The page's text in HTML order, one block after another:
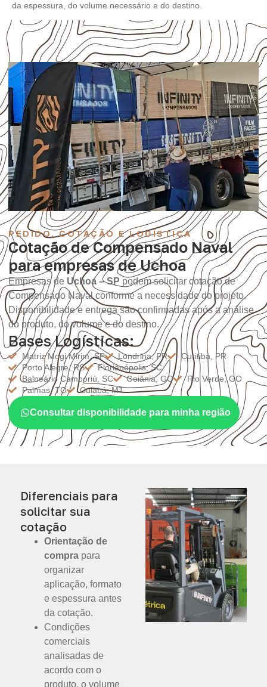
da espessura, do volume necessário e do destino.
PEDIDO, COTAÇÃO E LOGÍSTICA
Cotação de Compensado Naval
para empresas de Uchoa
Empresas de Uchoa – SP podem solicitar cotação de
Compensado Naval conforme a necessidade do projeto.
Disponibilidade e entrega são confirmadas após a análise
do produto, do volume e do destino.
Bases Logísticas:
Matriz Mogi Mirim, SP Londrina, PR
Curitiba, PR
Porto Alegre, RS
Florianópolis, SC
Balneário Camboriú, SC
Goiânia, GO
Rio Verde, GO
Palmas, TO
Cuiabá, MT
Consultar disponibilidade para minha região
Diferenciais para
solicitar sua
cotação
Orientação de
compra para
organizar
aplicação, formato
e espessura antes
da cotação.
Condições
comerciais
analisadas de
acordo com o
produto, o volume